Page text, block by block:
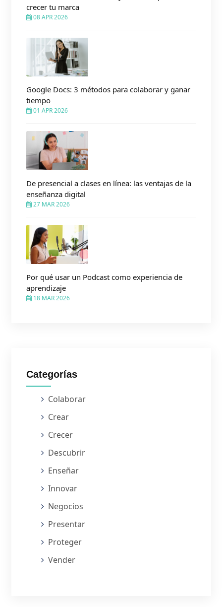
crecer tu marca
08 APR 2026
Google Docs: 3 métodos para colaborar y ganar
tiempo
01 APR 2026
De presencial a clases en línea: las ventajas de la
enseñanza digital
27 MAR 2026
Por qué usar un Podcast como experiencia de
aprendizaje
18 MAR 2026
Categorías
Colaborar
Crear
Crecer
Descubrir
Enseñar
Innovar
Negocios
Presentar
Proteger
Vender